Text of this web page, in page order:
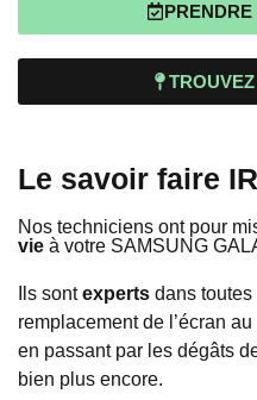
Le savoir faire
Nos techniciens ont pour
vie à votre SAMSUNG
Ils sontexperts dans toutes
remplacement de l’écran
en passant par les dégâts
bien plus encore.